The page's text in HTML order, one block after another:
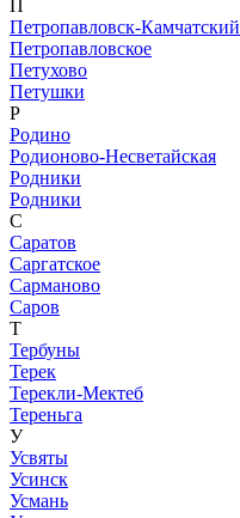
П
Петропавловск-Камчатский
Петропавловское
Петухово
Петушки
Р
Родино
Родионово-Несветайская
Родники
Родники
С
Саратов
Саргатское
Сарманово
Саров
Т
Тербуны
Терек
Терекли-Мектеб
Тереньга
У
Усвяты
Усинск
Усмань